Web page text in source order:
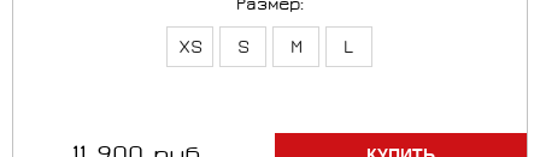
Размер:
XS S M L